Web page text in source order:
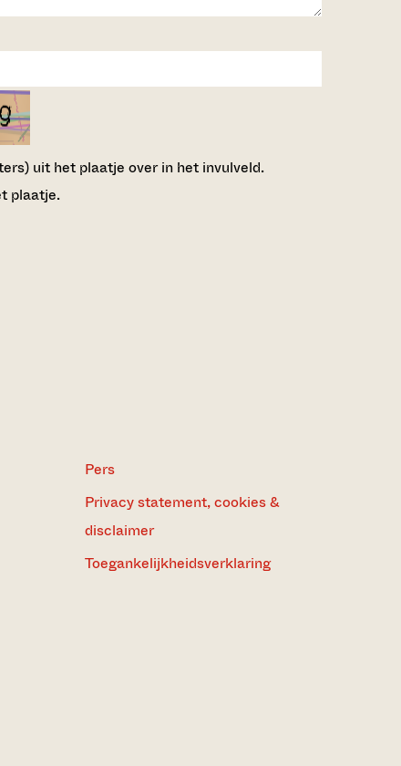
uit het plaatje over in het invulveld.
plaatje.
Pers
Privacy statement, cookies &
disclaimer
Toegankelijkheidsverklaring